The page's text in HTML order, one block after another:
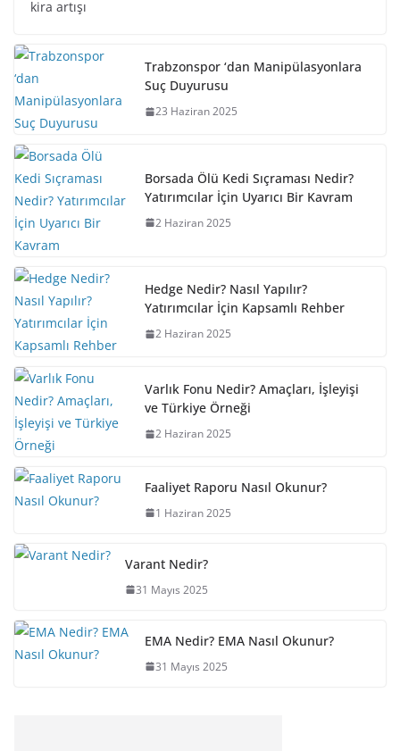
kira artışı
Trabzonspor ‘dan Manipülasyonlara
Suç Duyurusu
23 Haziran 2025
Borsada Ölü Kedi Sıçraması Nedir?
Yatırımcılar İçin Uyarıcı Bir Kavram
2 Haziran 2025
Hedge Nedir? Nasıl Yapılır?
Yatırımcılar İçin Kapsamlı Rehber
2 Haziran 2025
Varlık Fonu Nedir? Amaçları, İşleyişi
ve Türkiye Örneği
2 Haziran 2025
Faaliyet Raporu Nasıl Okunur?
1 Haziran 2025
Varant Nedir?
31 Mayıs 2025
EMA Nedir? EMA Nasıl Okunur?
31 Mayıs 2025